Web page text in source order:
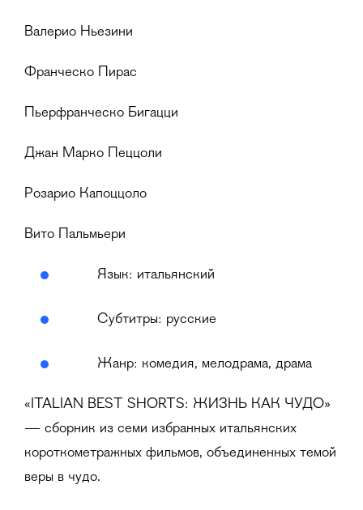
Валерио Ньезини
Франческо Пирас
Пьерфранческо Бигацци
Джан Марко Пеццоли
Розарио Капоццоло
Вито Пальмьери
Язык: итальянский
Субтитры: русские
Жанр: комедия, мелодрама, драма
«ITALIAN BEST SHORTS: ЖИЗНЬ КАК ЧУДО»
— сборник из семи избранных итальянских
короткометражных фильмов, объединенных темой
веры в чудо.